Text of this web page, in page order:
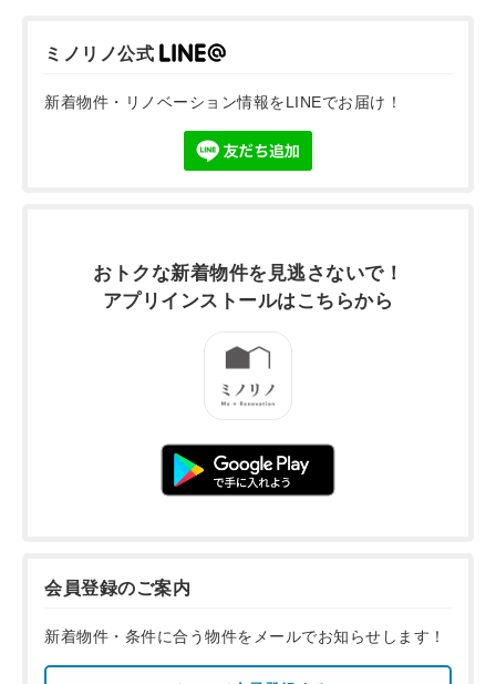
ミノリノ公式
新着物件・リノベーション情報をLINEでお届け！
おトクな新着物件を 見逃さないで！
アプリインストールはこちらから
会員登録のご案内
新着物件・条件に合う物件をメールでお知らせします！